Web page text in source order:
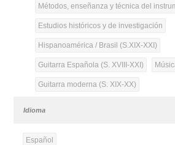
Métodos, enseñanza y técnica del
Estudios históricos y de investigación
Hispanoamérica / Brasil (S.XIX-XXI)
Guitarra Española (S. XVIII-XXI)
Guitarra moderna (S. XIX-XX)
Idioma
Español